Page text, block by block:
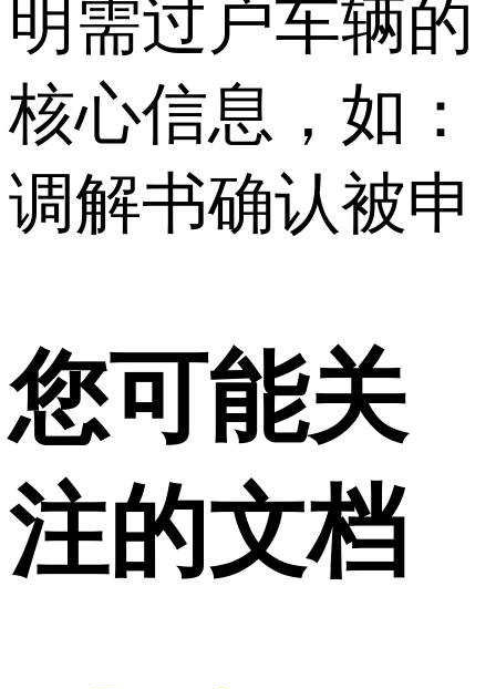
明需过户车辆的
核心信息，如：
调解书确认被申
您可能关
注的文档